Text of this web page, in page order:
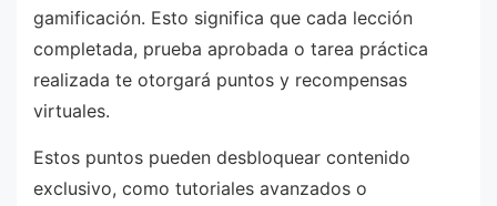
gamificación. Esto significa que cada lección
completada, prueba aprobada o tarea práctica
realizada te otorgará puntos y recompensas
virtuales.
Estos puntos pueden desbloquear contenido
exclusivo, como tutoriales avanzados o